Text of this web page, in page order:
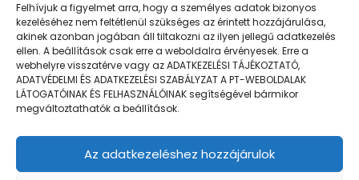
Felhívjuk a figyelmet arra, hogy a személyes adatok bizonyos
kezeléséhez nem feltétlenül szükséges az érintett hozzájárulása,
akinek azonban jogában áll tiltakozni az ilyen jellegű adatkezelés
ellen. A beállítások csak erre a weboldalra érvényesek. Erre a
webhelyre visszatérve vagy az ADATKEZELÉSI TÁJÉKOZTATÓ,
ADATVÉDELMI ÉS ADATKEZELÉSI SZABÁLYZAT A PT-WEBOLDALAK
LÁTOGATÓINAK ÉS FELHASZNÁLÓINAK segítségével bármikor
megváltoztathatók a beállítások.
Az adatkezeléshez hozzájárulok
Navigáció
Táboringer
Egyveleg